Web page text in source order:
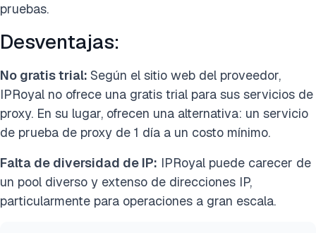
pruebas.
Desventajas:
No gratis trial: Según el sitio web del proveedor,
IPRoyal no ofrece una gratis trial para sus servicios de
proxy. En su lugar, ofrecen una alternativa: un servicio
de prueba de proxy de 1 día a un costo mínimo.
Falta de diversidad de IP: IPRoyal puede carecer de
un pool diverso y extenso de direcciones IP,
particularmente para operaciones a gran escala.